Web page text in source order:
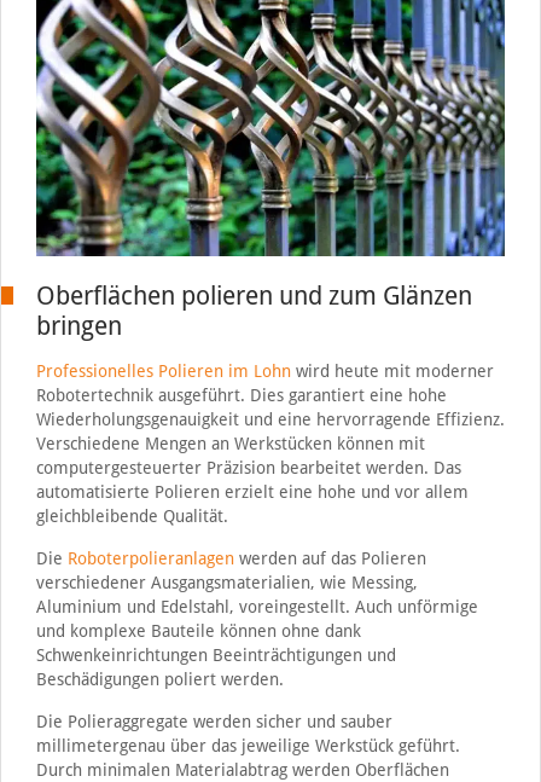
Oberflächen polieren und zum Glänzen
bringen
Professionelles Polieren im Lohnwird heute mit moderner
Robotertechnik ausgeführt. Dies garantiert eine hohe
Wiederholungsgenauigkeit und eine hervorragende Effizienz.
Verschiedene Mengen an Werkstücken können mit
computergesteuerter Präzision bearbeitet werden. Das
automatisierte Polieren erzielt eine hohe und vor allem
gleichbleibende Qualität.
Die Roboterpolieranlagenwerden auf das Polieren
verschiedener Ausgangsmaterialien, wie Messing,
Aluminium und Edelstahl, voreingestellt. Auch unförmige
und komplexe Bauteile können ohne dank
Schwenkeinrichtungen Beeinträchtigungen und
Beschädigungen poliert werden.
Die Polieraggregate werden sicher und sauber
millimetergenau über das jeweilige Werkstück geführt.
Durch minimalen Materialabtrag werden Oberflächen